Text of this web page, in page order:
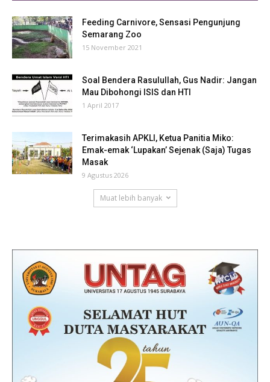
Feeding Carnivore, Sensasi Pengunjung
Semarang Zoo
15 November 2021
Soal Bendera Rasulullah, Gus Nadir: Jangan
Mau Dibohongi ISIS dan HTI
1 April 2017
Terimakasih APKLI, Ketua Panitia Miko:
Emak-emak ‘Lupakan’ Sejenak (Saja) Tugas
Masak
9 Agustus 2026
Muat lebih banyak